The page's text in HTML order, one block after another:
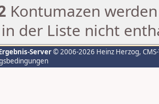
Kontumazen
der Liste nicht
Server© 2006-2026 Heinz Herzog,